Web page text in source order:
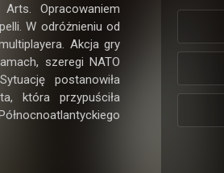
Opracowaniem
W odróżnieniu od
Akcja gry
szeregi NATO
postanowiła
która przypuściła